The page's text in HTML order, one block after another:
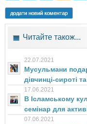
додати новий коментар
Читайте також...
22.07.2021
Мусульмани
дівчинці-сироті та
17.06.2021
В Ісламському
семінар для
07.06.2021